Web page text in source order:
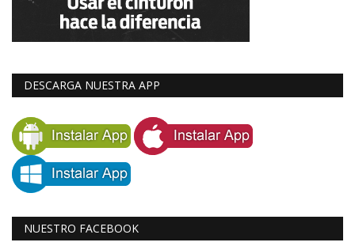
DESCARGA NUESTRA APP
NUESTRO FACEBOOK